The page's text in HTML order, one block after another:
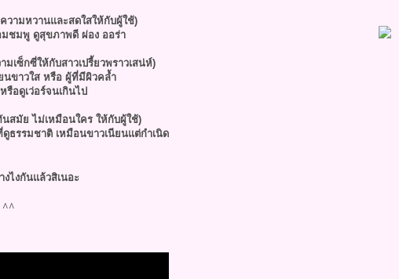
ความหวานและสดใสห้กับผู้ใช้)
มชมพู ดูสุขภาพดี ผ่อง ออร่า
เซ็กซี่ให้กับสาวเปรี้ยวพราวเสน่ห์)
นขาวใส หรือ ผู้ที่มีผิวคล้ำ
อดูเว่อร์จนเกินไป
สมัย ไม่เหมือนใคร ให้กับผู้ใช้)
ดูธรรมชาติ เหมือนขาวเนียนแต่กำเนิด
ไงกันแล้วสิเนอะ
^^